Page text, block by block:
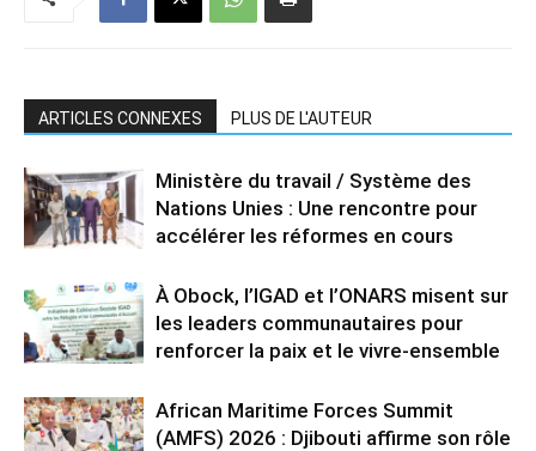
ARTICLES CONNEXES PLUS DE L'AUTEUR
Ministère du travail / Système des
Nations Unies : Une rencontre pour
accélérer les réformes en cours
À Obock, l’IGAD et l’ONARS misent sur
les leaders communautaires pour
renforcer la paix et le vivre-ensemble
African Maritime Forces Summit
(AMFS) 2026 : Djibouti affirme son rôle